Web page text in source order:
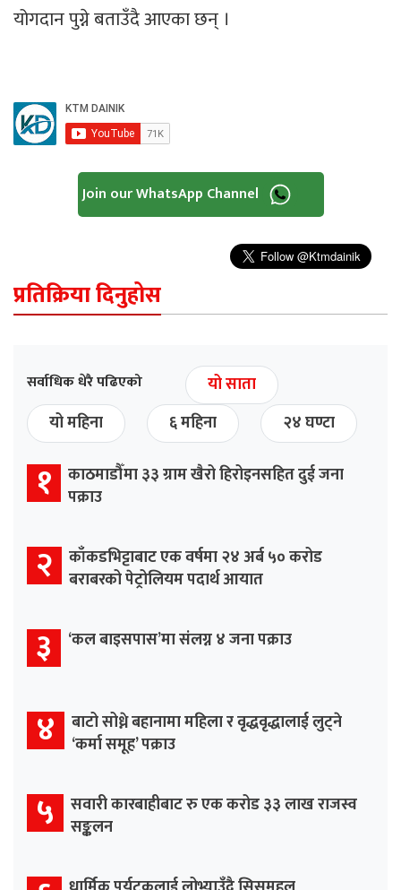
योगदान पुग्ने बताउँदै आएका छन् ।
Join our WhatsApp Channel
प्रतिक्रिया दिनुहोस
सर्वाधिक धेरै पढिएको
यो साता
यो महिना
६ महिना २४ घण्टा
१ काठमाडौँमा ३३ ग्राम खैरो हिरोइनसहित दुई जना
पक्राउ
२ काँकडभिट्टाबाट एक वर्षमा २४ अर्ब ५० करोड
बराबरको पेट्रोलियम पदार्थ आयात
३ ‘कल बाइसपास’मा संलग्न ४ जना पक्राउ
४ बाटो सोध्ने बहानामा महिला र वृद्धवृद्धालाई लुट्ने
‘कर्मा समूह’ पक्राउ
५ सवारी कारबाहीबाट रु एक करोड ३३ लाख राजस्व
सङ्कलन